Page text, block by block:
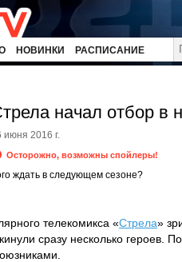
НОВИНКИ РАСПИСАНИЕ
начал отбор в
июня 2016 г.
Осторожно, возможны спойлеры!
ждать в следующем сезоне?
телекомикса «Стрела»
сразу несколько героев.